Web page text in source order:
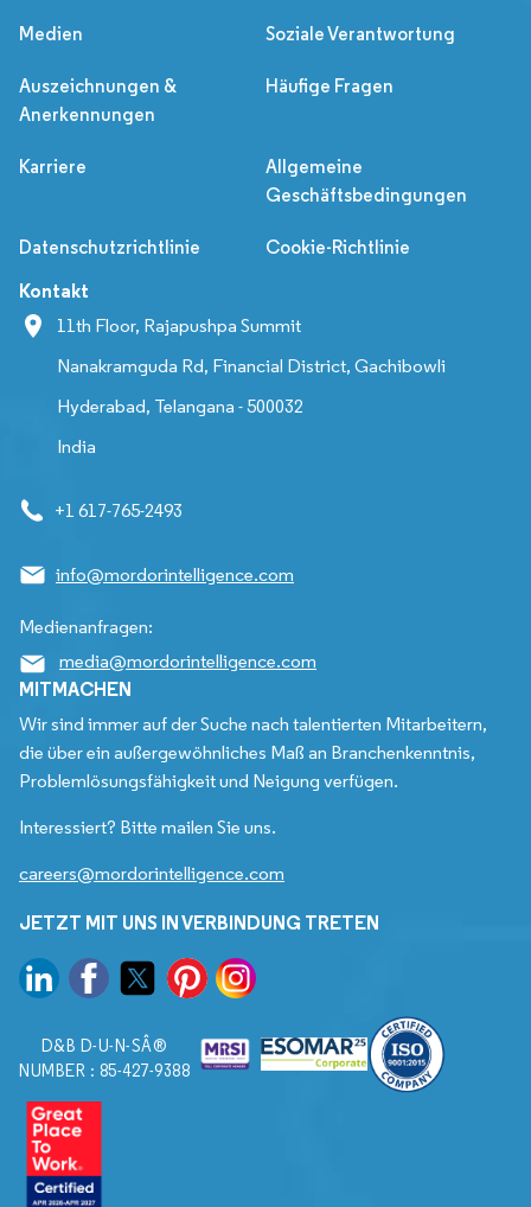
Medien Soziale Verantwortung
Auszeichnungen &
Anerkennungen
Häufige Fragen
Karriere
Allgemeine
Geschäftsbedingungen
Datenschutzrichtlinie Cookie-Richtlinie
Kontakt
11th Floor, Rajapushpa Summit
Nanakramguda Rd, Financial District, Gachibowli
Hyderabad, Telangana - 500032
India
+1 617-765-2493
info@mordorintelligence.com
Medienanfragen:
media@mordorintelligence.com
MITMACHEN
Wir sind immer auf der Suche nach talentierten Mitarbeitern,
die über ein außergewöhnliches Maß an Branchenkenntnis,
Problemlösungsfähigkeit und Neigung verfügen.
Interessiert? Bitte mailen Sie uns.
careers@mordorintelligence.com
JETZT MIT UNS IN VERBINDUNG TRETEN
D&B D-U-N-SÂ®
NUMBER : 85-427-9388